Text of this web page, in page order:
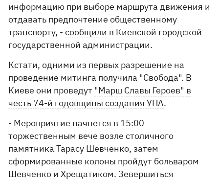
информацию при выборе маршрута движения и
отдавать предпочтение общественному
транспорту, -сообщили в Киевской городской
государственной администрации.
Кстати, одними из первых разрешение на
проведение митинга получила "Свобода". В
Киеве они проведут "Марш Славы Героев" в
честь 74-й годовщины создания УПА.
- Мероприятие начнется в 15:00
торжественным вече возле столичного
памятника Тарасу Шевченко, затем
сформированные колоны пройдут больваром
Шевченко и Хрещатиком. Зевершиться